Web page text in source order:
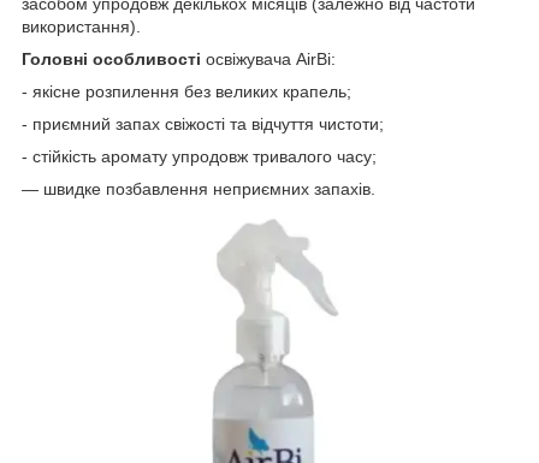
використання).
Головні особливості освіжувача AirBi:
- якісне розпилення без великих крапель;
- приємний запах свіжості та відчуття чистоти;
- стійкість аромату упродовж тривалого часу;
— швидке позбавлення неприємних запахів.